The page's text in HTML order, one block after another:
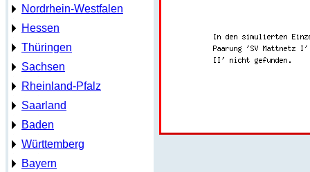
Nordrhein-Westfalen
Hessen
Thüringen
Sachsen
Rheinland-Pfalz
Saarland
Baden
Württemberg
Bayern